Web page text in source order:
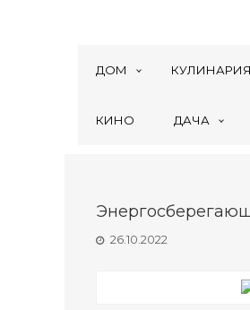
ДОМ КУЛИНАРИЯ
КИНО ДАЧА
26.10.2022